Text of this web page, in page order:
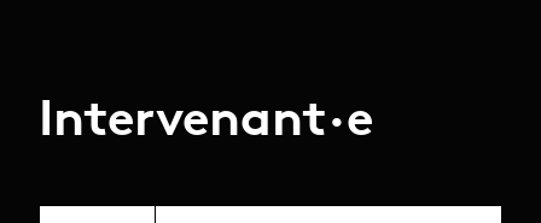
Intervenant·e